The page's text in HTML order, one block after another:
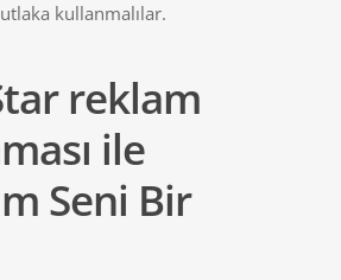
kullanmalılar.
reklam
ile
Seni Bir